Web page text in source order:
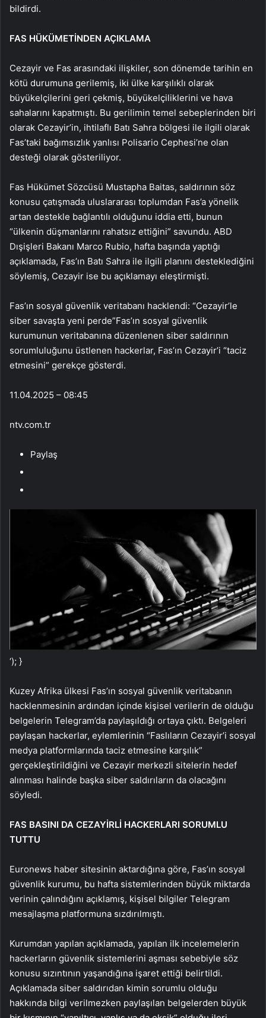
bildirdi.
FAS HÜKÜMETİNDEN AÇIKLAMA
Cezayir ve Fas arasındaki ilişkiler, son dönemde tarihin en
kötü durumuna gerilemiş, iki ülke karşılıklı olarak
büyükelçilerini geri çekmiş, büyükelçiliklerini ve hava
sahalarını kapatmıştı. Bu gerilimin temel sebeplerinden biri
olarak Cezayir’in, ihtilaflı Batı Sahra bölgesi ile ilgili olarak
Fas’taki bağımsızlık yanlısı Polisario Cephesi’ne olan
desteği olarak gösteriliyor.
Fas Hükümet Sözcüsü Mustapha Baitas, saldırının söz
konusu çatışmada uluslararası toplumdan Fas’a yönelik
artan destekle bağlantılı olduğunu iddia etti, bunun
“ülkenin düşmanlarını rahatsız ettiğini” savundu. ABD
Dışişleri Bakanı Marco Rubio, hafta başında yaptığı
açıklamada, Fas’ın Batı Sahra ile ilgili planını desteklediğini
söylemiş, Cezayir ise bu açıklamayı eleştirmişti.
Fas’ın sosyal güvenlik veritabanı hacklendi: “Cezayir’le
siber savaşta yeni perde”Fas’ın sosyal güvenlik
kurumunun veritabanına düzenlenen siber saldırının
sorumluluğunu üstlenen hackerlar, Fas’ın Cezayir’i “taciz
etmesini” gerekçe gösterdi.
11.04.2025 – 08:45
ntv.com.tr
Paylaş
‘); }
Kuzey Afrika ülkesi Fas’ın sosyal güvenlik veritabanın
hacklenmesinin ardından içinde kişisel verilerin de olduğu
belgelerin Telegram’da paylaşıldığı ortaya çıktı. Belgeleri
paylaşan hackerlar, eylemlerinin “Faslıların Cezayir’i sosyal
medya platformlarında taciz etmesine karşılık”
gerçekleştirildiğini ve Cezayir merkezli sitelerin hedef
alınması halinde başka siber saldırıların da olacağını
söyledi.
FAS BASINI DA CEZAYİRLİ HACKERLARI SORUMLU
TUTTU
Euronews haber sitesinin aktardığına göre, Fas’ın sosyal
güvenlik kurumu, bu hafta sistemlerinden büyük miktarda
verinin çalındığını açıklamış, kişisel bilgiler Telegram
mesajlaşma platformuna sızdırılmıştı.
Kurumdan yapılan açıklamada, yapılan ilk incelemelerin
hackerların güvenlik sistemlerini aşması sebebiyle söz
konusu sızıntının yaşandığına işaret ettiği belirtildi.
Açıklamada siber saldırıdan kimin sorumlu olduğu
hakkında bilgi verilmezken paylaşılan belgelerden büyük